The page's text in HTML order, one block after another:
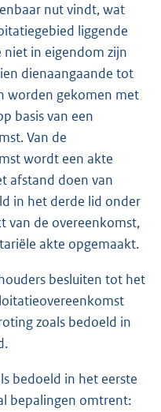
nut vindt, wat
liggende
in eigendom zijn
dienaangaande tot
worden gekomen met
basis van een
Van de
wordt een akte
afstand doen van
in het derde lid onder
van de overeenkomst,
akte opgemaakt.
besluiten tot het
zoals bedoeld in
bedoeld in het eerste
bepalingen omtrent: